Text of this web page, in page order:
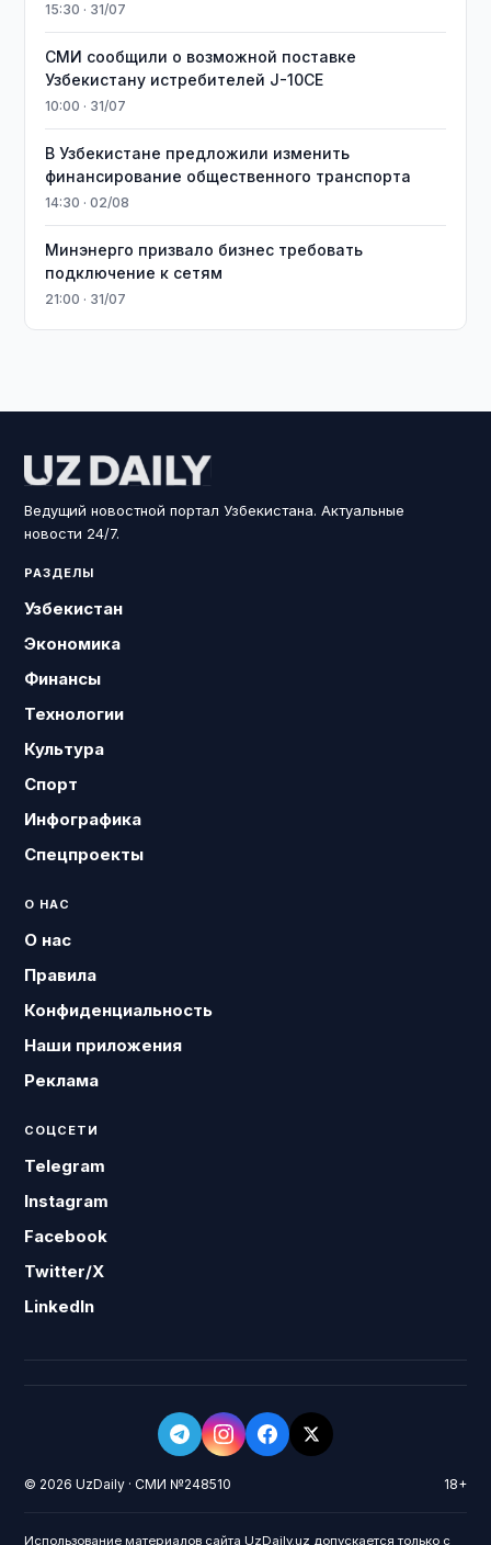
15:30 · 31/07
СМИ сообщили о возможной поставке
Узбекистану истребителей J-10CE
10:00 · 31/07
В Узбекистане предложили изменить
финансирование общественного транспорта
14:30 · 02/08
Минэнерго призвало бизнес требовать
подключение к сетям
21:00 · 31/07
Ведущий новостной портал Узбекистана. Актуальные
новости 24/7.
РАЗДЕЛЫ
Узбекистан
Экономика
Финансы
Технологии
Культура
Спорт
Инфографика
Спецпроекты
О НАС
О нас
Правила
Конфиденциальность
Наши приложения
Реклама
СОЦСЕТИ
Telegram
Instagram
Facebook
Twitter/X
LinkedIn
© 2026 UzDaily · СМИ №248510 18+
Использование материалов сайта UzDaily.uz допускается только с